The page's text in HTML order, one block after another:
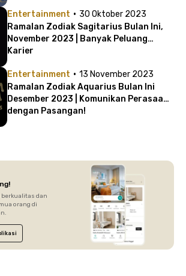
Entertainment · 30 Oktober 2023
Ramalan Zodiak Sagitarius Bulan Ini,
November 2023 | Banyak Peluang
Karier
Entertainment · 13 November 2023
Ramalan Zodiak Aquarius Bulan Ini
Desember 2023 | Komunikan Perasaan
dengan Pasangan!
dan
orang di